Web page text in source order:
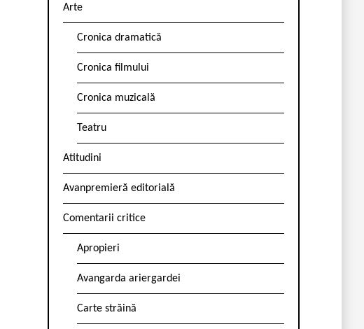
Arte
Cronica dramatică
Cronica filmului
Cronica muzicală
Teatru
Atitudini
Avanpremieră editorială
Comentarii critice
Apropieri
Avangarda ariergardei
Carte străină